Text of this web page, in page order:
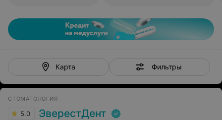
Карта Фильтры
СТОМАТОЛОГИЯ
5.0 ЭверестДент